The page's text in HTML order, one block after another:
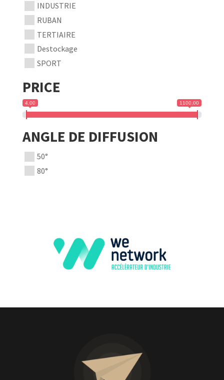
INDUSTRIE
RUBAN
TERTIAIRE
Destockage
SPORT
PRICE
4,00 1100,00
ANGLE DE DIFFUSION
50°
80°